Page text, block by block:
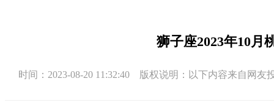
狮子座2023年10月
时间：2023-08-20 11:32:40 版权说明：以下内容来自网友